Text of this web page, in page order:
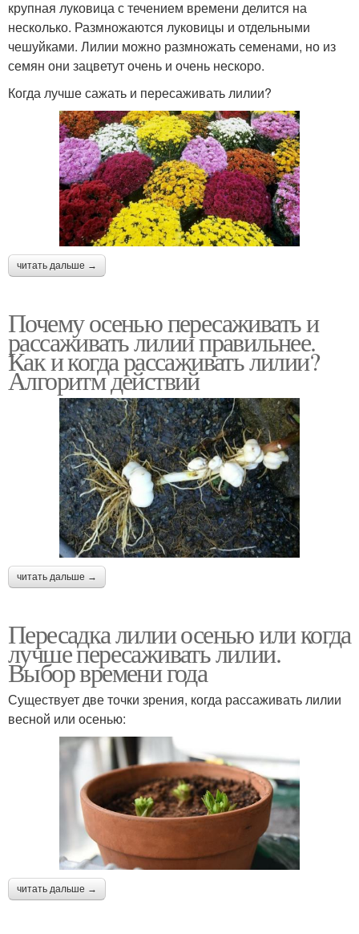
крупная луковица с течением времени делится на
несколько. Размножаются луковицы и отдельными
чешуйками. Лилии можно размножать семенами, но из
семян они зацветут очень и очень нескоро.
Когда лучше сажать и пересаживать лилии?
читать дальше →
Почему осенью пересаживать и
рассаживать лилии правильнее.
Как и когда рассаживать лилии?
Алгоритм действий
читать дальше →
Пересадка лилии осенью или когда
лучше пересаживать лилии.
Выбор времени года
Существует две точки зрения, когда рассаживать лилии
весной или осенью:
читать дальше →